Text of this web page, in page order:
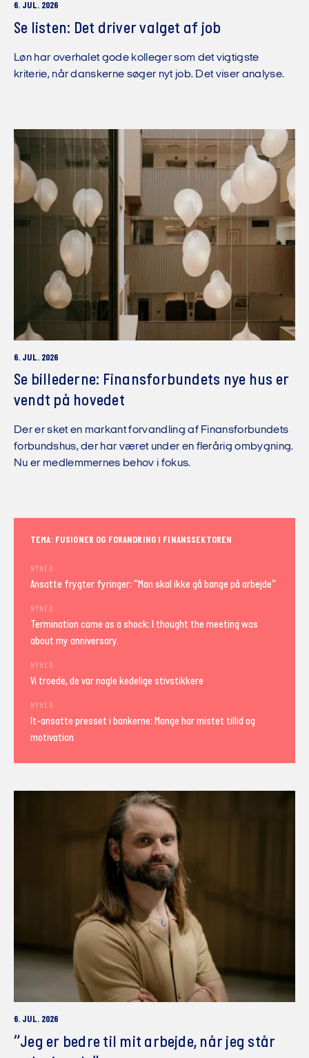
6. JUL. 2026
Se listen: Det driver valget af job
Løn har overhalet gode kolleger som det vigtigste
kriterie, når danskerne søger nyt job. Det viser analyse.
6. JUL. 2026
Se billederne: Finansforbundets nye hus er
vendt på hovedet
Der er sket en markant forvandling af Finansforbundets
forbundshus, der har været under en flerårig ombygning.
Nu er medlemmernes behov i fokus.
TEMA: FUSIONER OG FORANDRING I FINANSSEKTOREN
NYHED
Ansatte frygter fyringer: “Man skal ikke gå bange på arbejde”
NYHED
Termination came as a shock: I thought the meeting was
about my anniversary.
NYHED
Vi troede, de var nogle kedelige stivstikkere
NYHED
It-ansatte presset i bankerne: Mange har mistet tillid og
motivation
6. JUL. 2026
”Jeg er bedre til mit arbejde, når jeg står